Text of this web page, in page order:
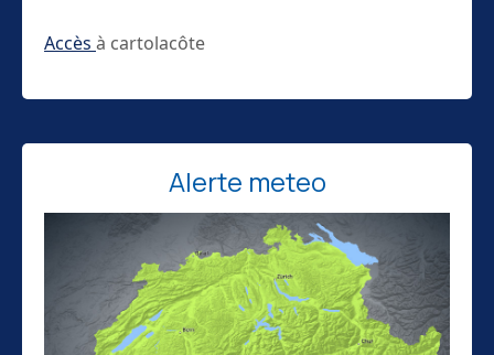
Accès à cartolacôte
Alerte meteo